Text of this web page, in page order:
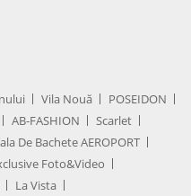
Vila Nouă
POSEIDON
AB-FASHION
Scarlet
De Bachete AEROPORT
Foto&Video
La Vista